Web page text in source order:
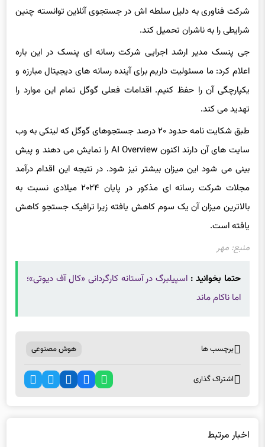
شرکت فناوری به دلیل سلطه اش در جستجوی آنلاین توانسته چنین
شرایطی را به ناشران تحمیل کند.
جی پنسک مدیر ارشد اجرایی شرکت رسانه ای پنسک در این باره
اعلام کرد: ما مسئولیت داریم برای آینده رسانه های دیجیتال مبارزه و
یکپارچگی آن را حفظ کنیم. اقدامات فعلی گوگل تمام این موارد را
تهدید می کند.
طبق شکایت نامه حدود ۲۰ درصد جستجوهای گوگل که لینکی به وب
سایت های آن دارند اکنون AI Overview را نمایش می دهند و پیش
بینی می شود این میزان بیشتر نیز شود. در نتیجه این اقدام درآمد
مجلات شرکت رسانه ای مذکور در پایان ۲۰۲۴ میلادی نسبت به
بالاترین میزان آن یک سوم کاهش یافته زیرا ترافیک جستجو کاهش
یافته است.
منبع: مهر
حتما بخوانید : اسپیلبرگ در آستانه کارگردانی «کال آف دیوتی»؛
اما ناکام ماند
برچسب ها هوش مصنوعی
اشتراک گذاری
اخبار مرتبط